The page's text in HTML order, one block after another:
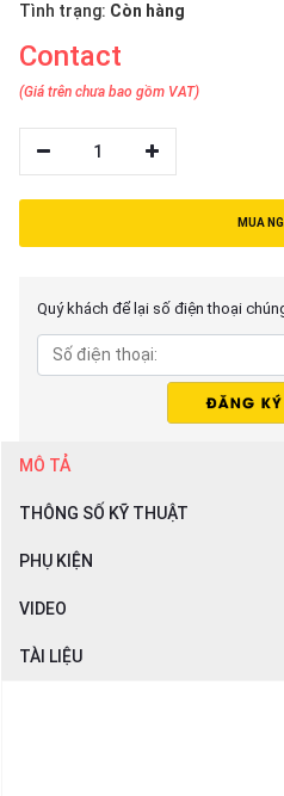
Tình trạng: Còn hàng
Contact
(Giá trên chưa bao gồm VAT)
1
MUA
Quý khách để lại số điện thoại
MÔ TẢ
THÔNG SỐ KỸ THUẬT
PHỤ KIỆN
VIDEO
TÀI LIỆU